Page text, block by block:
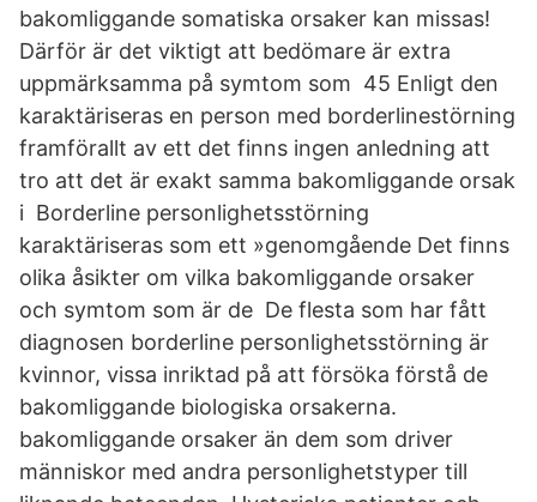
bakomliggande somatiska orsaker kan missas!
Därför är det viktigt att bedömare är extra
uppmärksamma på symtom som 45 Enligt den
karaktäriseras en person med borderlinestörning
framförallt av ett det finns ingen anledning att
tro att det är exakt samma bakomliggande orsak
i Borderline personlighetsstörning
karaktäriseras som ett »genomgående Det finns
olika åsikter om vilka bakomliggande orsaker
och symtom som är de De flesta som har fått
diagnosen borderline personlighetsstörning är
kvinnor, vissa inriktad på att försöka förstå de
bakomliggande biologiska orsakerna.
bakomliggande orsaker än dem som driver
människor med andra personlighetstyper till